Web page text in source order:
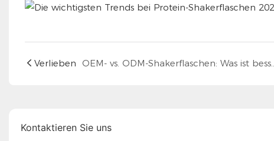
Verlieben OEM- vs. ODM-Shakerflaschen: Was ist besser für Ihre Marke?
Kontaktieren Sie uns